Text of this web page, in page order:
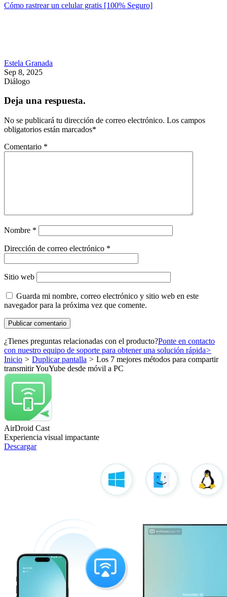
Cómo rastrear un celular gratis [100% Seguro]
Estela Granada
Sep 8, 2025
Diálogo
Deja una respuesta.
No se publicará tu dirección de correo electrónico. Los campos
obligatorios están marcados*
Comentario *
Nombre *
Dirección de correo electrónico *
Sitio web
Guarda mi nombre, correo electrónico y sitio web en este
navegador para la próxima vez que comente.
¿Tienes preguntas relacionadas con el producto?Ponte en contacto
con nuestro equipo de soporte para obtener una solución rápida>
Inicio > Duplicar pantalla > Los 7 mejores métodos para compartir
transmitir YouYube desde móvil a PC
AirDroid Cast
Experiencia visual impactante
Descargar